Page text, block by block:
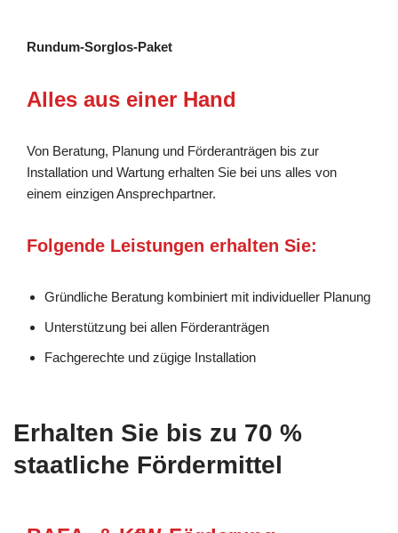
Rundum-Sorglos-Paket
Alles aus einer Hand
Von Beratung, Planung und Förderanträgen bis zur
Installation und Wartung erhalten Sie bei uns alles von
einem einzigen Ansprechpartner.
Folgende Leistungen erhalten Sie:
Gründliche Beratung kombiniert mit individueller Planung
Unterstützung bei allen Förderanträgen
Fachgerechte und zügige Installation
Erhalten Sie bis zu 70 %
staatliche Fördermittel